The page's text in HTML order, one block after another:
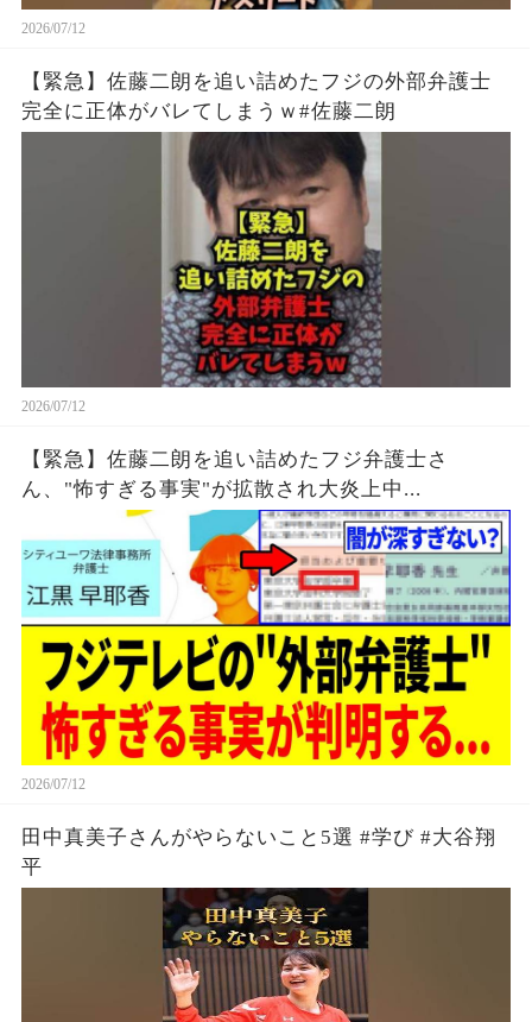
2026/07/12
【緊急】佐藤二朗を追い詰めたフジの外部弁護士
完全に正体がバレてしまうｗ#佐藤二朗
2026/07/12
【緊急】佐藤二朗を追い詰めたフジ弁護士さ
ん、"怖すぎる事実"が拡散され大炎上中...
2026/07/12
田中真美子さんがやらないこと5選 #学び #大谷翔
平